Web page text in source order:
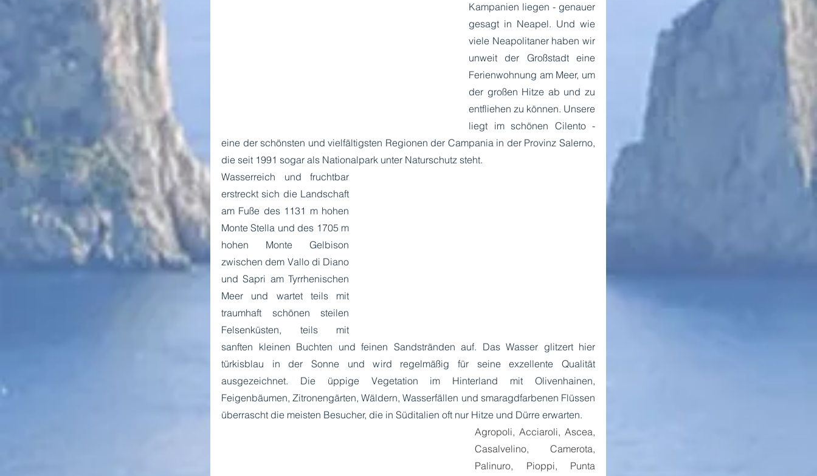
Kampanien liegen - genauer
gesagt in Neapel. Und wie
viele Neapolitaner haben wir
unweit der Großstadt eine
Ferienwohnung am Meer, um
der großen Hitze ab und zu
entfliehen zu können. Unsere
liegt im schönen Cilento -
eine der schönsten und vielfältigsten Regionen der Campania in der Provinz Salerno,
die seit 1991 sogar als Nationalpark unter Naturschutz steht.
Wasserreich und fruchtbar
erstreckt sich die Landschaft
am Fuße des 1131 m hohen
Monte Stella und des 1705 m
hohen Monte Gelbison
zwischen dem Vallo di Diano
und Sapri am Tyrrhenischen
Meer und wartet teils mit
traumhaft schönen steilen
Felsenküsten, teils mit
sanften kleinen Buchten und feinen Sandstränden auf. Das Wasser glitzert hier
türkisblau in der Sonne und wird regelmäßig für seine exzellente Qualität
ausgezeichnet. Die üppige Vegetation im Hinterland mit Olivenhainen,
Feigenbäumen, Zitronengärten, Wäldern, Wasserfällen und smaragdfarbenen Flüssen
überrascht die meisten Besucher, die in Süditalien oft nur Hitze und Dürre erwarten.
Agropoli, Acciaroli, Ascea,
Casalvelino, Camerota,
Palinuro, Pioppi, Punta